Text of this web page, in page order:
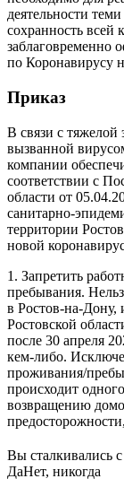
деятельности
сохранность всей
заблаговременно
по Коронавирусу
Приказ
В связи с тяжелой
вызванной
компании
соответствии с
области от
санитарно-
территории
новой
1. Запретить
пребывания.
в Ростов-на-Дону,
Ростовской
после 30 апреля
кем-либо.
проживания/
происходит
возвращению
Вы сталкивались
ДаНет, никогда